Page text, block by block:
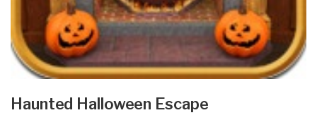
Haunted Halloween Escape